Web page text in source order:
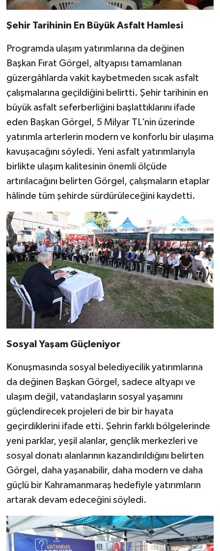
Şehir Tarihinin En Büyük Asfalt Hamlesi
Programda ulaşım yatırımlarına da değinen
Başkan Fırat Görgel, altyapısı tamamlanan
güzergâhlarda vakit kaybetmeden sıcak asfalt
çalışmalarına geçildiğini belirtti. Şehir tarihinin en
büyük asfalt seferberliğini başlattıklarını ifade
eden Başkan Görgel, 5 Milyar TL’nin üzerinde
yatırımla arterlerin modern ve konforlu bir ulaşıma
kavuşacağını söyledi. Yeni asfalt yatırımlarıyla
birlikte ulaşım kalitesinin önemli ölçüde
artırılacağını belirten Görgel, çalışmaların etaplar
hâlinde tüm şehirde sürdürüleceğini kaydetti.
Sosyal Yaşam Güçleniyor
Konuşmasında sosyal belediyecilik yatırımlarına
da değinen Başkan Görgel, sadece altyapı ve
ulaşım değil, vatandaşların sosyal yaşamını
güçlendirecek projeleri de bir bir hayata
geçirdiklerini ifade etti. Şehrin farklı bölgelerinde
yeni parklar, yeşil alanlar, gençlik merkezleri ve
sosyal donatı alanlarının kazandırıldığını belirten
Görgel, daha yaşanabilir, daha modern ve daha
güçlü bir Kahramanmaraş hedefiyle yatırımların
artarak devam edeceğini söyledi.